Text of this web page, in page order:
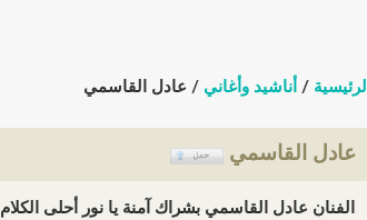
الرئيسية / أناشيد وأغاني / عادل القاسمي
عادل القاسمي